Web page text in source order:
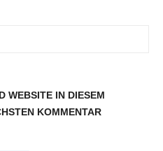
WEBSITE IN DIESEM
KOMMENTAR